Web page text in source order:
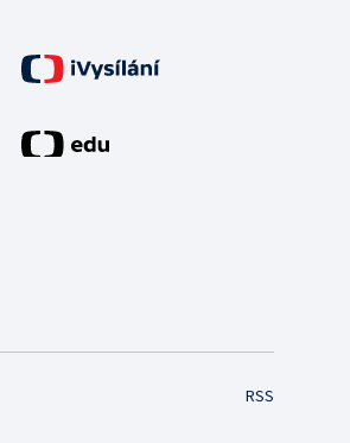
RSS